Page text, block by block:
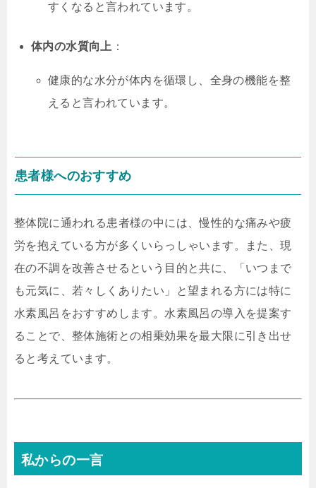
すくなると言われています。
体内の水質向上 ：
健康的な水分が体内を循環し、全身の機能を整
えると言われています。
患者様へのおすすめ
整体院に通われる患者様の中には、慢性的な痛みや疲
労を抱えている方が多くいらっしゃいます。また、現
在の不調を改善させるという目的と共に、「いつまで
も元気に、若々しくありたい」と望まれる方には特に
水素風呂をおすすめします。水素風呂の導入を提案す
ることで、整体施術との相乗効果を最大限に引き出せ
ると考えています。
私からの一言